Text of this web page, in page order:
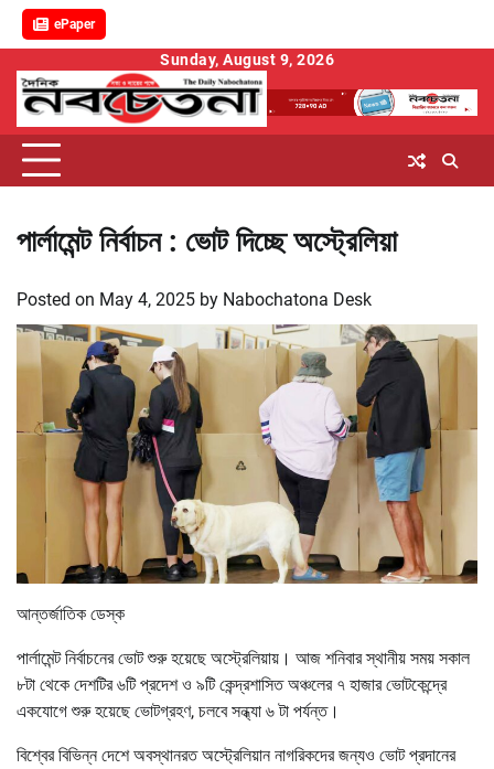
ePaper
content
Sunday, August 9, 2026
পার্লামেন্ট নির্বাচন : ভোট দিচ্ছে অস্ট্রেলিয়া
Posted on May 4, 2025 by Nabochatona Desk
আন্তর্জাতিক ডেস্ক
পার্লামেন্ট নির্বাচনের ভোট শুরু হয়েছে অস্ট্রেলিয়ায়। আজ শনিবার স্থানীয় সময় সকাল
৮টা থেকে দেশটির ৬টি প্রদেশ ও ৯টি কেন্দ্রশাসিত অঞ্চলের ৭ হাজার ভোটকেন্দ্রে
একযোগে শুরু হয়েছে ভোটগ্রহণ, চলবে সন্ধ্যা ৬ টা পর্যন্ত।
বিশ্বের বিভিন্ন দেশে অবস্থানরত অস্ট্রেলিয়ান নাগরিকদের জন্যও ভোট প্রদানের